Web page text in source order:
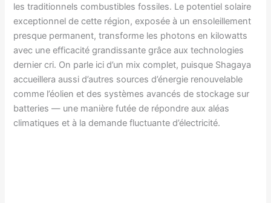
les traditionnels combustibles fossiles. Le potentiel solaire
exceptionnel de cette région, exposée à un ensoleillement
presque permanent, transforme les photons en kilowatts
avec une efficacité grandissante grâce aux technologies
dernier cri. On parle ici d’un mix complet, puisque Shagaya
accueillera aussi d’autres sources d’énergie renouvelable
comme l’éolien et des systèmes avancés de stockage sur
batteries — une manière futée de répondre aux aléas
climatiques et à la demande fluctuante d’électricité.